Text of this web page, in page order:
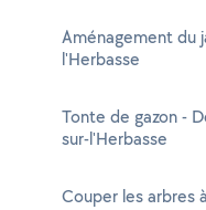
Aménagement du
l'Herbasse
Tonte de gazon -
sur-l'Herbasse
Couper les arbres